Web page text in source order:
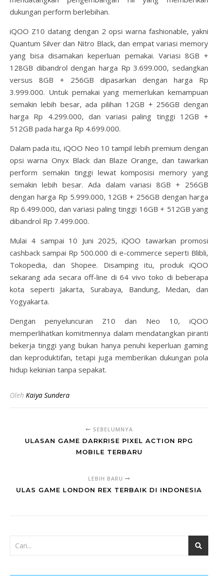
dukungan perform berlebihan.
iQOO Z10 datang dengan 2 opsi warna fashionable, yakni
Quantum Silver dan Nitro Black, dan empat variasi memory
yang bisa disamakan keperluan pemakai. Variasi 8GB +
128GB dibandrol dengan harga Rp 3.699.000, sedangkan
versus 8GB + 256GB dipasarkan dengan harga Rp
3.999.000. Untuk pemakai yang memerlukan kemampuan
semakin lebih besar, ada pilihan 12GB + 256GB dengan
harga Rp 4.299.000, dan variasi paling tinggi 12GB +
512GB pada harga Rp 4.699.000.
Dalam pada itu, iQOO Neo 10 tampil lebih premium dengan
opsi warna Onyx Black dan Blaze Orange, dan tawarkan
perform semakin tinggi lewat komposisi memory yang
semakin lebih besar. Ada dalam variasi 8GB + 256GB
dengan harga Rp 5.999.000, 12GB + 256GB dengan harga
Rp 6.499.000, dan variasi paling tinggi 16GB + 512GB yang
dibandrol Rp 7.499.000.
Mulai 4 sampai 10 Juni 2025, iQOO tawarkan promosi
cashback sampai Rp 500.000 di e-commerce seperti Blibli,
Tokopedia, dan Shopee. Disamping itu, produk iQOO
sekarang ada secara off-line di 64 vivo toko di beberapa
kota seperti Jakarta, Surabaya, Bandung, Medan, dan
Yogyakarta.
Dengan penyeluncuran Z10 dan Neo 10, iQOO
memperlihatkan komitmennya dalam mendatangkan piranti
bekerja tinggi yang bukan hanya penuhi keperluan gaming
dan keproduktifan, tetapi juga memberikan dukungan pola
hidup kekinian tanpa sepakat.
Oleh Kaiya Sundera
SEBELUMNYA
ULASAN GAME DARKRISE PIXEL ACTION RPG
MOBILE TERBARU
LEBIH BARU
ULAS GAME LONDON REX TERBAIK DI INDONESIA